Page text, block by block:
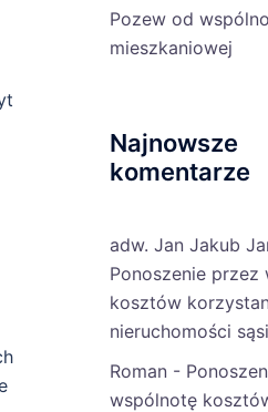
Pozew od
mieszkaniowej
Najnowsze
komentarze
adw. Jan Jakub
Ponoszenie przez
kosztów
nieruchomości
Roman -
wspólnotę